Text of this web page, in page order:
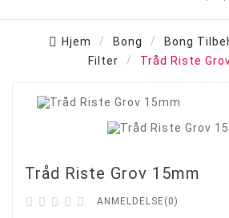
Hjem Bong Bong
Filter
Tråd Riste
Tråd Riste Grov 15mm
     ANMELDELSE(0)